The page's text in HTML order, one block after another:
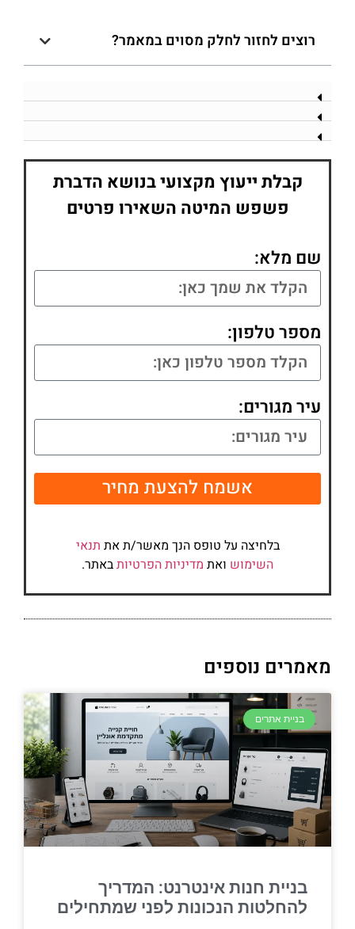
רוצים לחזור לחלק מסוים במאמר?
קבלת ייעוץ מקצועי בנושא הדברת
פשפש המיטה השאירו פרטים
שם מלא:
מספר טלפון:
עיר מגורים:
אשמח להצעת מחיר
בלחיצה על טופס הנך מאשר/ת את תנאי
השימוש ואת מדיניות הפרטיותבאתר.
מאמרים נוספים
בניית אתרים
בניית חנות אינטרנט: המדריך
להחלטות הנכונות לפני שמתחילים